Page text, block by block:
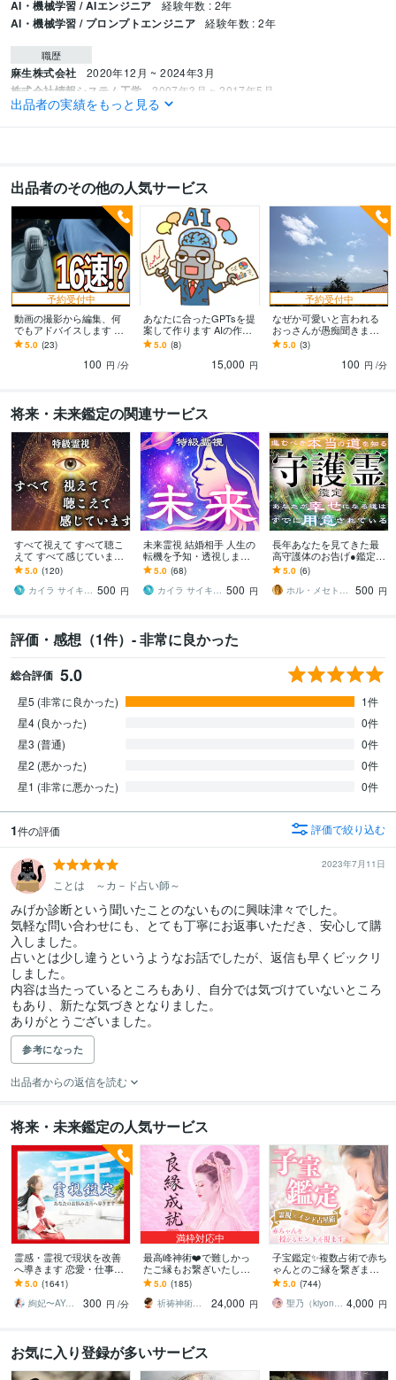
AI・機械学習 / AIエンジニア 経験年数 : 2年
AI・機械学習 / プロンプトエンジニア 経験年数 : 2年
職歴
麻生株式会社 2020年12月 ~ 2024年3月
株式会社情報システム工学 2007年3月 ~ 2017年5月
株式会社エキスパート 2024年4月 ~ 現在
ビジネス・クリエイティブツール
ChatGPT:2年Adobe Premiere Pro:7年Blender:7年 Bubble:0年
Google スプレッドシート:3年
得意分野
動画編集・映像制作 動画編集
YouTube
学歴
神奈川大学 2003年3月 ~ 2007年2月
出品者の実績をもっと見る
出品者のその他の人気サービス
予約受付中
動画の撮影から編集、何
でもアドバイスします 登
録2万越えTiktoker、Youtu
berの必勝法伝授
5.0 (23)
100 円 /分
あなたに合ったGPTsを提
案して作ります AIの作成
からノウハウまですべて
お伝えします
5.0 (8)
15,000 円
予約受付中
なぜか可愛いと言われる
おっさんが愚痴聞きます
３８歳おっさんが、愚痴
聞いて直感を伝える謎実
5.0 (3)
100 円 /分
将来・未来鑑定の関連サービス
すべて視えて すべて聴こ
えて すべて感じています
占い何でもOK 見えない真
実 未来 想いを映す完全感
知霊視
5.0 (120)
カイラ サイキック ミディアム ヒーラー 500 円
未来霊視 結婚相手 人生の
転機を予知・透視します
近い未来の出来事と幸運
の兆しをお伝えします。
5.0 (68)
カイラ サイキック ミディアム ヒーラー 500 円
長年あなたを見てきた最
高守護体のお告げ●鑑定し
ます 苦楽を共にし全てを
知る守護霊の声を聞き、
人生を根底から変える
5.0 (6)
ホル・メセト◆魂の欠損を埋める運命修復師
500 円
評価・感想（1件）- 非常に良かった
総合評価 5.0
星5 (非常に良かった)
1件
星4 (良かった)
0件
星3 (普通)
0件
星2 (悪かった)
0件
星1 (非常に悪かった)
0件
1件の評価 評価で絞り込む
2023年7月11日
ことは ～カ－ド占い師～
みげか診断という聞いたことのないものに興味津々でした。
気軽な問い合わせにも、とても丁寧にお返事いただき、安心して購
入しました。
占いとは少し違うというようなお話でしたが、返信も早くビックリ
しました。
内容は当たっているところもあり、自分では気づけていないところ
もあり、新たな気づきとなりました。
ありがとうございました。
参考になった
出品者からの返信を読む
将来・未来鑑定の人気サービス
霊感・霊視で現状を改善
へ導きます 恋愛・仕事・
相手のお気持ち・未来の
兆し✴︎霊視で鑑定します
5.0 (1641)
絢妃〜AYAKI〜霊視鑑定師
300 円 /分
満枠対応中
最高峰神術❤️で難しかっ
たご縁もお繋ぎいたしま
す 【最強縁結びの最上
形】あなたの願いを具現
化させます※悪用厳禁
5.0 (185)
祈祷神術師 神羅
24,000 円
子宝鑑定✨複数占術で赤ち
ゃんとのご縁を繋ぎます
妊活・不妊でお悩みの方
へ✨子供の性別・時期・妊
娠のアドバイス
5.0 (744)
聖乃（kiyono）★子宝鑑定占い師★ 4,000 円
お気に入り登録が多いサービス